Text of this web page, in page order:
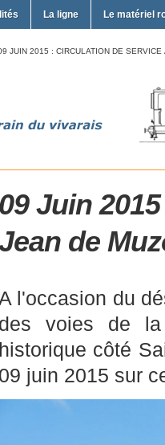
La ligne Le matériel
JUIN 2015 : CIRCULATION DE
09 Juin
de
l'occasion du
des voies de
historique côté
09 juin 2015 sur